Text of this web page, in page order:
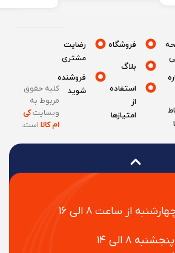
از ساعت ۸ الی ۱۶
۸ الی ۱۴
فروشگاه
بلاگ
استفاده
امتیازها
رضایت
مشتری
فروشنده
شوید
کلیه حقوق
مربوط به
وبسایتکی
ام کالااست.